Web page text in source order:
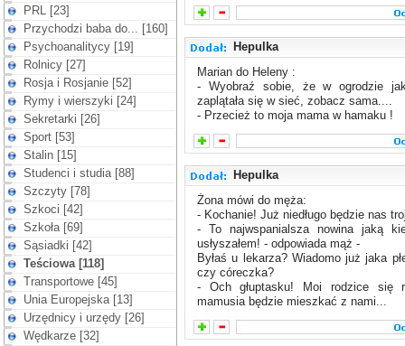
PRL [23]
Przychodzi baba do... [160]
Psychoanalitycy [19]
Rolnicy [27]
Rosja i Rosjanie [52]
Rymy i wierszyki [24]
Sekretarki [26]
Sport [53]
Stalin [15]
Studenci i studia [88]
Szczyty [78]
Szkoci [42]
Szkoła [69]
Sąsiadki [42]
Teściowa [118]
Transportowe [45]
Unia Europejska [13]
Urzędnicy i urzędy [26]
Wędkarze [32]
Hepulka
Marian do Heleny :
- Wyobraź sobie, że w ogrodzie
zaplątała się w sieć, zobacz sama....
- Przecież to moja mama w hamaku !
Hepulka
Żona mówi do męża:
- Kochanie! Już niedługo będzie nas
- To najwspanialsza nowina jaką
usłyszałem! - odpowiada mąż -
Byłaś u lekarza? Wiadomo już jaka
czy córeczka?
- Och głuptasku! Moi rodzice się
mamusia będzie mieszkać z nami...